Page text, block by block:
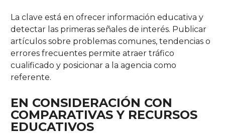
La clave está en ofrecer información educativa y
detectar las primeras señales de interés. Publicar
artículos sobre problemas comunes, tendencias o
errores frecuentes permite atraer tráfico
cualificado y posicionar a la agencia como
referente.
EN CONSIDERACIÓN CON
COMPARATIVAS Y RECURSOS
EDUCATIVOS